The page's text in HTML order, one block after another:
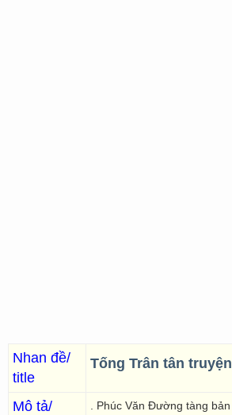
Nhan đề/
title
Tống Trân tân truyện
Mô tả/
. Phúc Văn Đường tàng bản